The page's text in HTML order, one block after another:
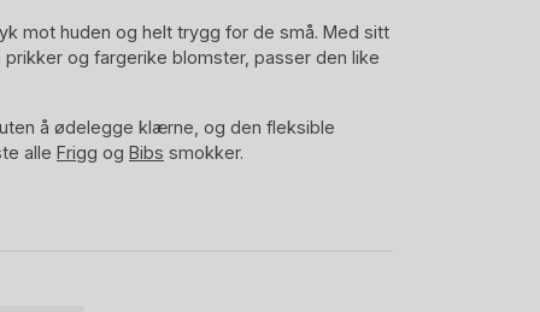
mot huden og helt trygg for de små. Med sitt
og fargerike blomster, passer den like
å ødelegge klærne, og den fleksible
alle Frigg og Bibs smokker.
– en liten hverdagshelt i smokkeuniverset.
til en favoritt. Her finner du delikate farger,